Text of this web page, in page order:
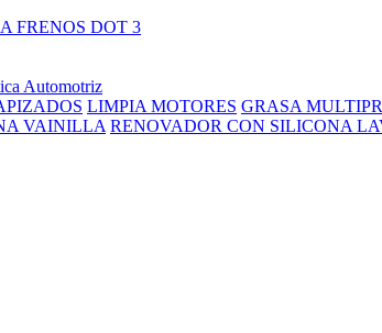
FRENOS DOT 3
Automotriz
LIMPIA MOTORES GRASA
VAINILLA RENOVADOR CON SILICONA